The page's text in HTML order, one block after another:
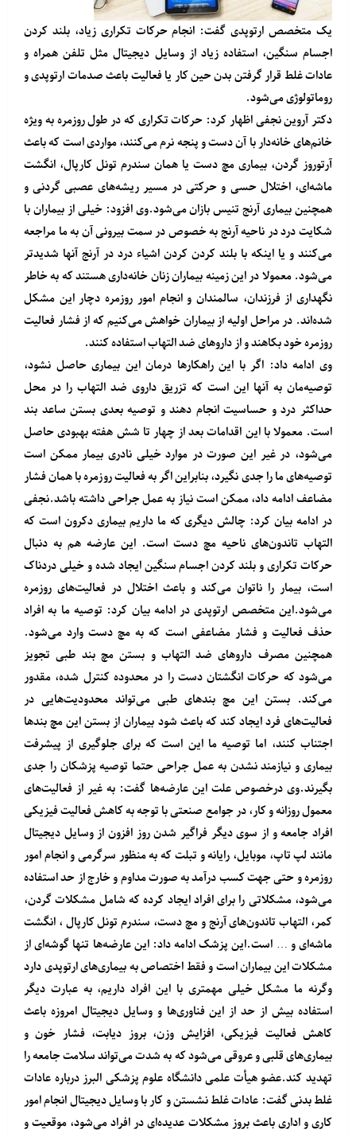
یک متخصص ارتوپدی گفت: انجام حرکات تکراری زیاد، بلند کردن
اجسام سنگین، استفاده زیاد از وسایل دیجیتال مثل تلفن همراه و
عادات غلط قرار گرفتن بدن حین کار یا فعالیت باعث صدمات ارتوپدی و
روماتولوژی می‌شود.
دکتر آروین نجفی اظهار کرد: حرکات تکراری که در طول روزمره به ویژه
خانم‌های خانه‌دار با آن دست و پنجه نرم می‌کنند، مواردی است که باعث
آرتوروز گردن، بیماری مچ دست یا همان سندرم تونل کارپال، انگشت
ماشه‌ای، اختلال حسی و حرکتی در مسیر ریشه‌های عصبی گردنی و
همچنین بیماری آرنج تنیس بازان می‌شود.وی افزود: خیلی از بیماران با
شکایت درد در ناحیه آرنج به خصوص در سمت بیرونی آن به ما مراجعه
می‌کنند و یا اینکه با بلند کردن کردن اشیاء درد در آرنج آنها شدیدتر
می‌شود. معمولا در این زمینه بیماران زنان خانه‌داری هستند که به خاطر
نگهداری از فرزندان، سالمندان و انجام امور روزمره دچار این مشکل
شده‌اند. در مراحل اولیه از بیماران خواهش می‌کنیم که از فشار فعالیت
روزمره خود بکاهند و از داروهای ضد التهاب استفاده کنند.
وی ادامه داد: اگر با این راهکارها درمان این بیماری‌ حاصل نشود،
توصیه‌مان به آنها این است که تزریق داروی ضد التهاب را در محل
حداکثر درد و حساسیت انجام دهند و توصیه‌ بعدی بستن ساعد بند
است. معمولا با این اقدامات بعد از چهار تا شش هفته بهبودی حاصل
می‌شود، در غیر این صورت در موارد خیلی نادری بیمار ممکن است
توصیه‌های ما را جدی نگیرد، بنابراین اگر به فعالیت روزمره با همان فشار
مضاعف ادامه داد، ممکن است نیاز به عمل جراحی داشته باشد.نجفی
در ادامه بیان کرد: چالش دیگری که ما داریم بیماری دکرون است که
التهاب تاندون‌های ناحیه مچ دست است. این عارضه هم به دنبال
حرکات تکراری و بلند کردن اجسام سنگین ایجاد شده و خیلی دردناک
است، بیمار را ناتوان می‌کند و باعث اختلال در فعالیت‌های روزمره
می‌شود.این متخصص ارتوپدی در ادامه بیان کرد: توصیه ما به افراد
حذف فعالیت و فشار مضاعفی است که به مچ دست وارد می‌شود.
همچنین مصرف داروهای ضد التهاب و بستن مچ بند طبی تجویز
می‌شود که حرکات انگشتان دست را در محدوده کنترل شده، مقدور
می‌کند. بستن این مچ بندهای طبی می‌تواند محدودیت‌هایی در
فعالیت‌های فرد ایجاد کند که باعث شود بیماران از بستن این مچ بندها
اجتناب کنند، اما توصیه ما این است که برای جلوگیری از پیشرفت
بیماری و نیازمند نشدن به عمل جراحی حتما توصیه پزشکان را جدی
بگیرند.وی درخصوص علت این عارضه‌ها گفت: به غیر از فعالیت‌های
معمول روزانه و کار، در جوامع صنعتی با توجه به کاهش فعالیت فیزیکی
افراد جامعه و از سوی دیگر فراگیر شدن روز افزون از وسایل دیجیتال
مانند لپ تاپ، موبایل، رایانه و تبلت که به منظور سرگرمی و انجام امور
روزمره و حتی جهت کسب درآمد به صورت مداوم و خارج از حد استفاده
می‌شود، مشکلاتی را برای افراد ایجاد کرده که شامل مشکلات گردن،
کمر، التهاب تاندون‌های آرنج و مچ دست، سندرم تونل کارپال ، انگشت
ماشه‌ای و … است.این پزشک ادامه داد: این عارضه‌ها تنها گوشه‌ای از
مشکلات این بیماران است و فقط اختصاص به بیماری‌های ارتوپدی دارد
وگرنه ما مشکل خیلی مهمتری با این افراد داریم، به عبارت دیگر
استفاده بیش از حد از این فناوری‌ها و وسایل دیجیتال امروزه باعث
کاهش فعالیت فیزیکی، افزایش وزن، بروز دیابت، فشار خون و
بیماری‌های قلبی و عروقی می‌شود که به شدت می‌تواند سلامت جامعه را
تهدید کند.عضو هیأت علمی دانشگاه علوم پزشکی البرز درباره عادات
غلط بدنی گفت: عادات غلط نشستن و کار با وسایل دیجیتال انجام امور
کاری و اداری باعث بروز مشکلات عدیده‌ای در افراد می‌شود، موقعیت و